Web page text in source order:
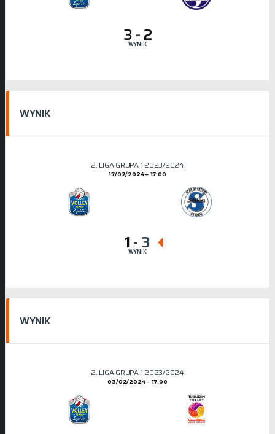
3-2
WYNIK
WYNIK
2. LIGA GRUPA 1 2023/2024
17/02/2024 17:00
1-3
WYNIK
WYNIK
2. LIGA GRUPA 1 2023/2024
03/02/2024 17:00